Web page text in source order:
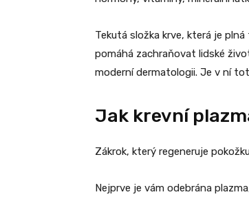
Tekutá složka krve, která je
pomáhá zachraňovat lidské
moderní dermatologii. Je v ní
Jak krevní
Zákrok, který regeneruje
Nejprve je vám odebrána